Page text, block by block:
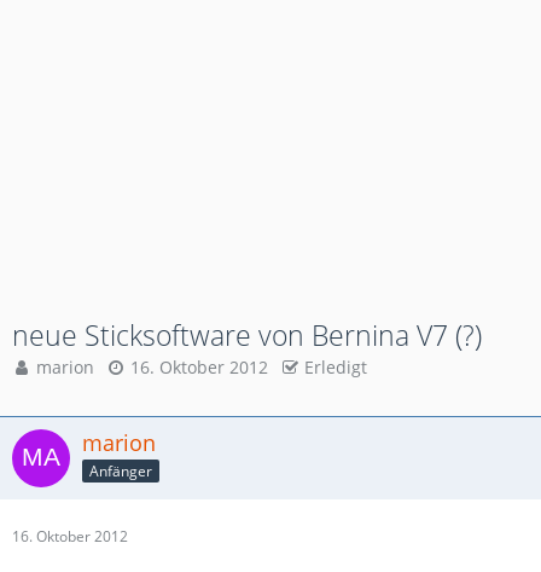
neue Sticksoftware von Bernina V7 (?)
marion 16. Oktober 2012 Erledigt
marion
Anfänger
16. Oktober 2012